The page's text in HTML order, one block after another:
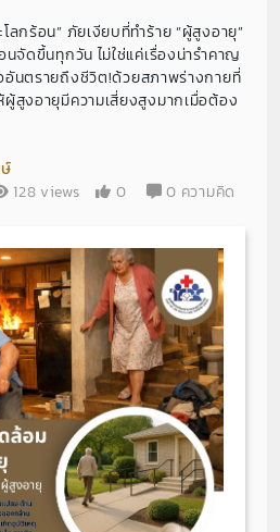
ลกร้อน” ภัยเงียบที่ทำร้าย “ผู้สูงอายุ”
จัดขึ้นทุกวัน ไม่ใช่แค่เรื่องน่ารำคาญ
อันตรายถึงชีวิต!ด้วยสภาพร่างกายที่
ผู้สูงอายุมีความเสี่ยงสูงมากเมื่อต้อง
128 views 0
0 ความคิด